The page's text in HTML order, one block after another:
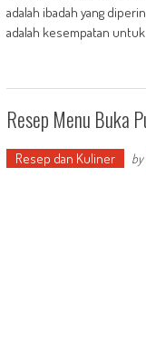
adalah ibadah yang
adalah kesempatan untuk
Resep Menu Buka
Resep dan Kuliner by